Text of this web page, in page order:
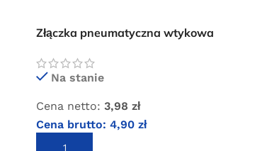
Złączka pneumatyczna wtykowa
Na stanie
Cena netto: 3,98zł
Cena brutto:4,90zł
DODAJ DO KOSZYKA